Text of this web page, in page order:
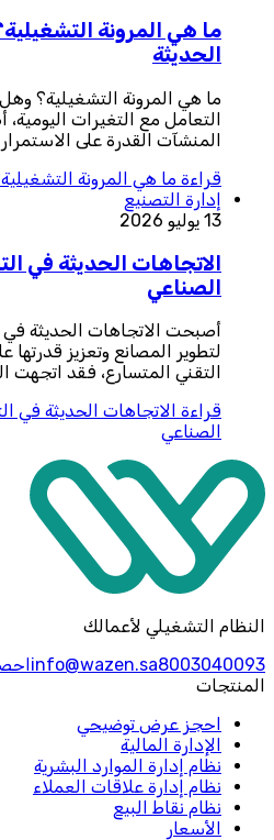
ما هي المرونة
الحديثة
ما هي المرونة التشغيلية؟
التعامل مع التغيرات
المنشآت القدرة على
قراءة ما هي المرونة
إدارة التصنيع
13 يوليو 2026
الاتجاهات الحديثة في
الصناعي
أصبحت الاتجاهات الحديثة
لتطوير المصانع وتعزيز
التقني المتسارع، فقد اتجهت
قراءة الاتجاهات الحديثة في
الصناعي
النظام التشغيلي لأعمالك
8003040093
info@wazen.sa
المنتجات
احجز عرض توضيحي
الإدارة المالية
نظام إدارة الموارد البشرية
نظام إدارة علاقات العملاء
نظام نقاط البيع
الأسعار